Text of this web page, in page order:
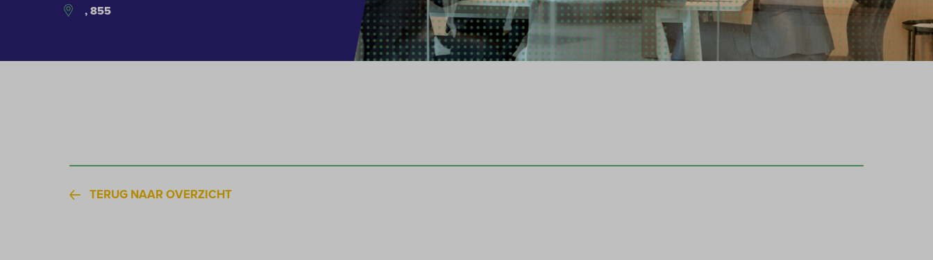
, 855
TERUG NAAR OVERZICHT